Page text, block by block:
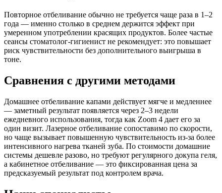
Повторное отбеливание обычно не требуется чаще раза в 1–2
года — именно столько в среднем держится эффект при
умеренном употреблении красящих продуктов. Более частые
сеансы стоматолог-гигиенист не рекомендует: это повышает
риск чувствительности без дополнительного выигрыша в
тоне.
Сравнения с другими методами
Домашнее отбеливание капами действует мягче и медленнее
— заметный результат появляется через 2–3 недели
ежедневного использования, тогда как Zoom 4 дает его за
один визит. Лазерное отбеливание сопоставимо по скорости,
но чаще вызывает повышенную чувствительность из-за более
интенсивного нагрева тканей зуба. По стоимости домашние
системы дешевле разово, но требуют регулярного докупа геля,
а кабинетное отбеливание — это фиксированная цена за
предсказуемый результат под контролем врача.